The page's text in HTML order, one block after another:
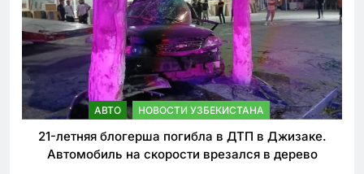
АВТО НОВОСТИ УЗБЕКИСТАНА
21-летняя блогерша погибла в ДТП в Джизаке.
Автомобиль на скорости врезался в дерево